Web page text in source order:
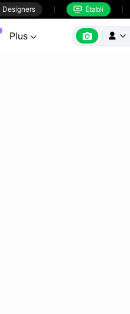
Designers  Établi
Plus    